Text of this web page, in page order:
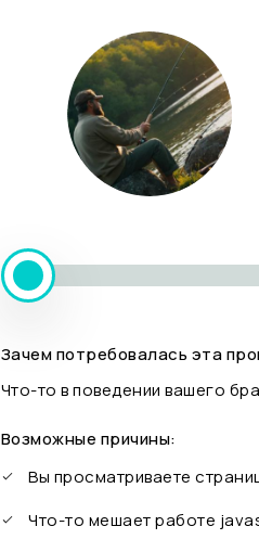
Зачем потребовалась эта
Что-то в поведении вашего
Возможные причины:
Вы просматриваете
Что-то мешает работе